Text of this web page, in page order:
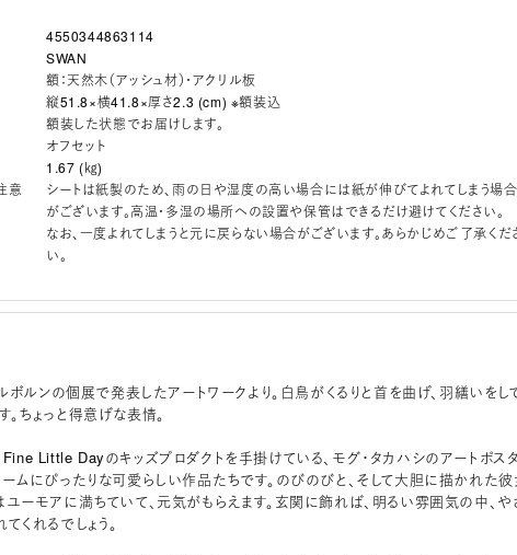
4550344863114
SWAN
額：天然木（アッシュ材）・アクリル板
縦51.8×横41.8×厚さ2.3 (cm) ※額装込
額装した状態でお届けします。
オフセット
1.67 (㎏)
意
シートは紙製のため、雨の日や湿度の高い場合には紙が伸びてよれてしまう場合
がございます。高温・多湿の場所への設置や保管はできるだけ避けてください。
なお、一度よれてしまうと元に戻らない場合がございます。あらかじめご了承くだ
い。
ボルンの個展で発表したアートワークより。白鳥がくるりと首を曲げ、羽繕いをし
。ちょっと得意げな表情。
Little Dayのキッズプロダクトを手掛けている、モグ・タカハシのアートポスタ
ームにぴったりな可愛らしい作品たちです。のびのびと、そして大胆に描かれた彼
ユーモアに満ちていて、元気がもらえます。玄関に飾れば、明るい雰囲気の中、や
くれるでしょう。